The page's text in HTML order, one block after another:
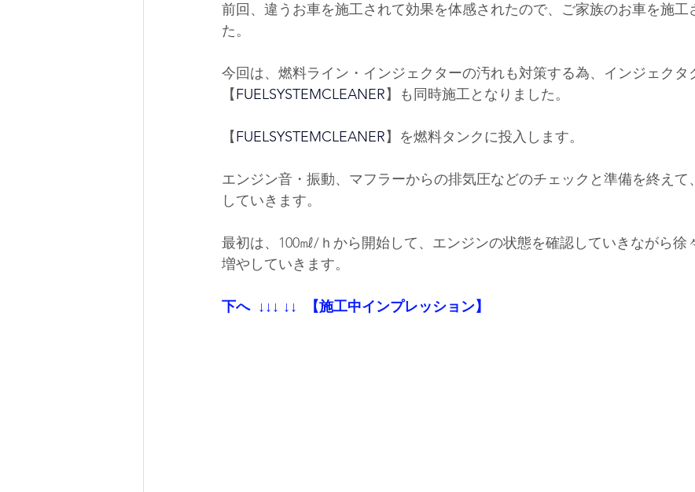
前回、違うお車を施工されて効果を体感されたので、ご家族のお車を施工
た。
今回は、燃料ライン・インジェクターの汚れも対策する為、インジェクタ
【FUELSYSTEMCLEANER】も同時施工となりました。
【FUELSYSTEMCLEANER】を燃料タンクに投入します。
エンジン音・振動、マフラーからの排気圧などのチェックと準備を終えて
していきます。
最初は、100㎖/ｈから開始して、エンジンの状態を確認していきながら徐
増やしていきます。
下へ  ↓↓↓ ↓↓  【施工中インプレッション】